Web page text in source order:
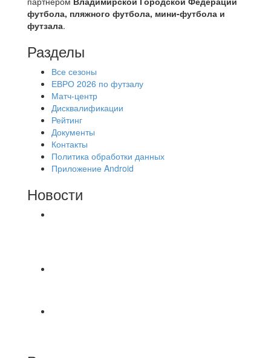
футбола, пляжного футбола, мини-футбола и
футзала.
Разделы
Все сезоны
ЕВРО 2026 по футзалу
Матч-центр
Дисквалификации
Рейтинг
Документы
Контакты
Политика обработки данных
Приложение Android
Новости